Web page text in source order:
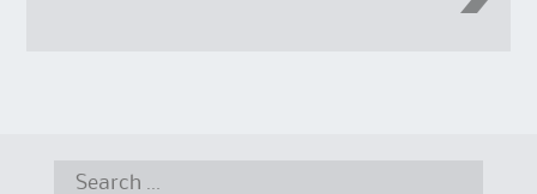
Search